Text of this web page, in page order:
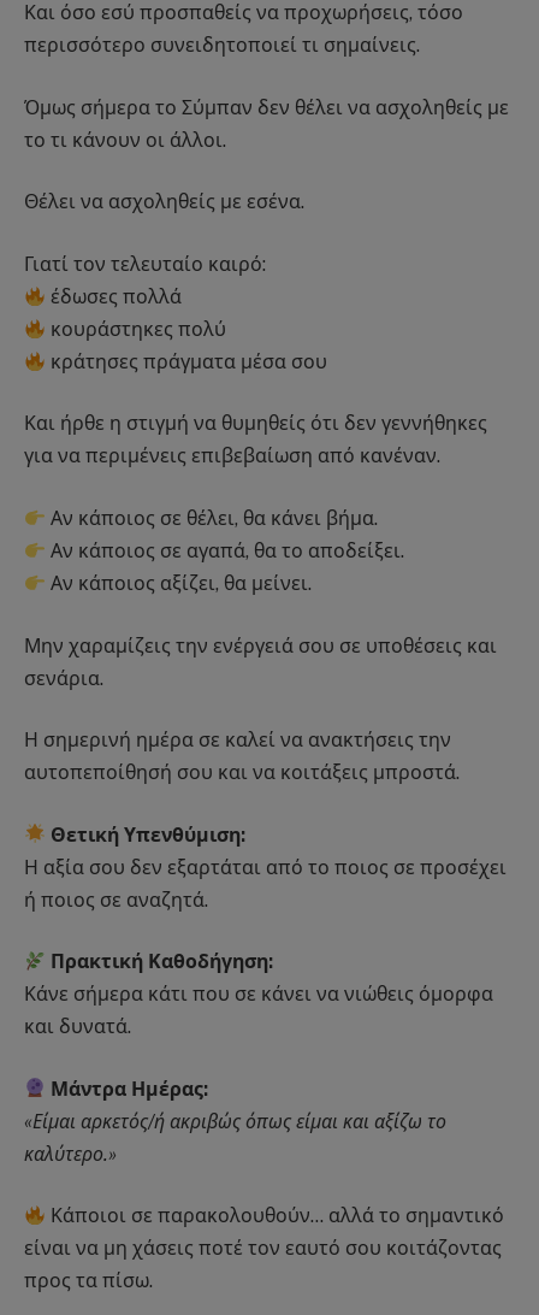
Και όσο εσύ προσπαθείς να προχωρήσεις, τόσο
περισσότερο συνειδητοποιεί τι σημαίνεις.
Όμως σήμερα το Σύμπαν δεν θέλει να ασχοληθείς με
το τι κάνουν οι άλλοι.
Θέλει να ασχοληθείς με εσένα.
Γιατί τον τελευταίο καιρό:
έδωσες πολλά
κουράστηκες πολύ
κράτησες πράγματα μέσα σου
Και ήρθε η στιγμή να θυμηθείς ότι δεν γεννήθηκες
για να περιμένεις επιβεβαίωση από κανέναν.
Αν κάποιος σε θέλει, θα κάνει βήμα.
Αν κάποιος σε αγαπά, θα το αποδείξει.
Αν κάποιος αξίζει, θα μείνει.
Μην χαραμίζεις την ενέργειά σου σε υποθέσεις και
σενάρια.
Η σημερινή ημέρα σε καλεί να ανακτήσεις την
αυτοπεποίθησή σου και να κοιτάξεις μπροστά.
Θετική Υπενθύμιση:
Η αξία σου δεν εξαρτάται από το ποιος σε προσέχει
ή ποιος σε αναζητά.
Πρακτική Καθοδήγηση:
Κάνε σήμερα κάτι που σε κάνει να νιώθεις όμορφα
και δυνατά.
Μάντρα Ημέρας:
«Είμαι αρκετός/ή ακριβώς όπως είμαι και αξίζω το
καλύτερο.»
Κάποιοι σε παρακολουθούν… αλλά το σημαντικό
είναι να μη χάσεις ποτέ τον εαυτό σου κοιτάζοντας
προς τα πίσω.